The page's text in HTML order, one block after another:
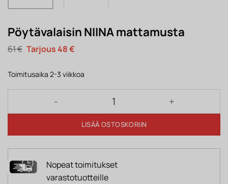
Pöytävalaisin NIINA mattamusta
61€ Alkuperäinen
hinta
61 €.
48€Nykyinen
48 €.
Toimitusaika 2-3 viikkoa
Pöytävalaisin NIINA mattamusta määrä
LISÄÄ OSTOSKORIIN
Nopeat toimitukset
varastotuotteille